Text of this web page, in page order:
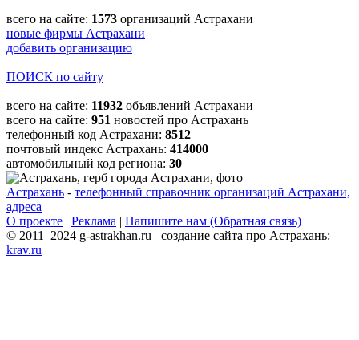
всего на сайте: 1573 организаций Астрахани
новые фирмы Астрахани
добавить организацию
ПОИСК по сайту
всего на сайте: 11932 объявлений Астрахани
всего на сайте: 951 новостей про Астрахань
телефонный код Астрахани: 8512
почтовый индекс Астрахань: 414000
автомобильный код региона: 30
Астрахань - телефонный справочник организаций Астрахани,
адреса
О проекте | Реклама | Напишите нам (Обратная связь)
© 2011–2024 g-astrakhan.ru создание сайта про Астрахань:
krav.ru